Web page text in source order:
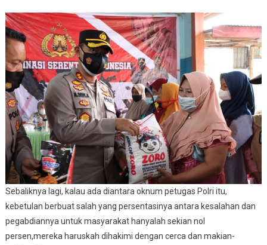
Dengan
Pendekatan
Kemitraan”
Sebaliknya lagi, kalau ada diantara oknum petugas Polri itu,
kebetulan berbuat salah yang persentasinya antara kesalahan dan
pegabdiannya untuk masyarakat hanyalah sekian nol
persen,mereka haruskah dihakimi dengan cerca dan makian-